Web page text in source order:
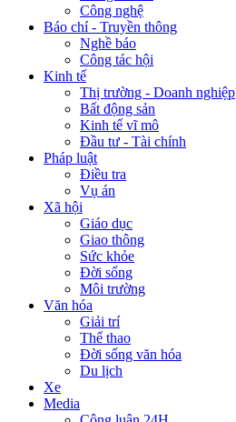
Công nghệ
Báo chí - Truyền thông
Nghề báo
Công tác hội
Kinh tế
Thị trường - Doanh nghiệp
Bất động sản
Kinh tế vĩ mô
Đầu tư - Tài chính
Pháp luật
Điều tra
Vụ án
Xã hội
Giáo dục
Giao thông
Sức khỏe
Đời sống
Môi trường
Văn hóa
Giải trí
Thể thao
Đời sống văn hóa
Du lịch
Xe
Media